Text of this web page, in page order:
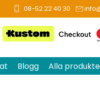
08-52 22 40 30
Blogg Alla
0 betyg.